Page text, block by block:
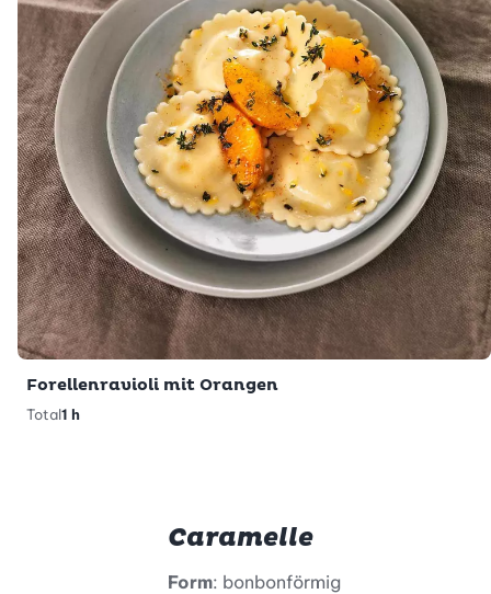
Forellenravioli mit Orangen
Total1 h
Caramelle
Form: bonbonförmig